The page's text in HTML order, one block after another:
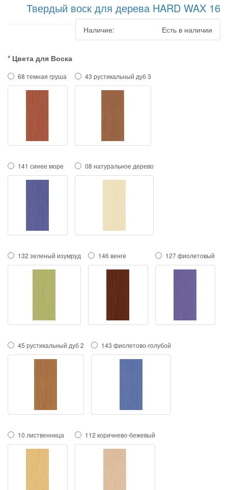
Твердый воск для дерева HARD WAX 16
Наличие: Есть в наличии
Цвета для Воска
68 темная груша 43 рустикальный дуб 3
141 синее море 08 натуральное дерево
132 зеленый изумруд 146 венге 127 фиолетовый
45 рустикальный дуб 2 143 фиолетово-голубой
10 лиственница 112 коричнево-бежевый